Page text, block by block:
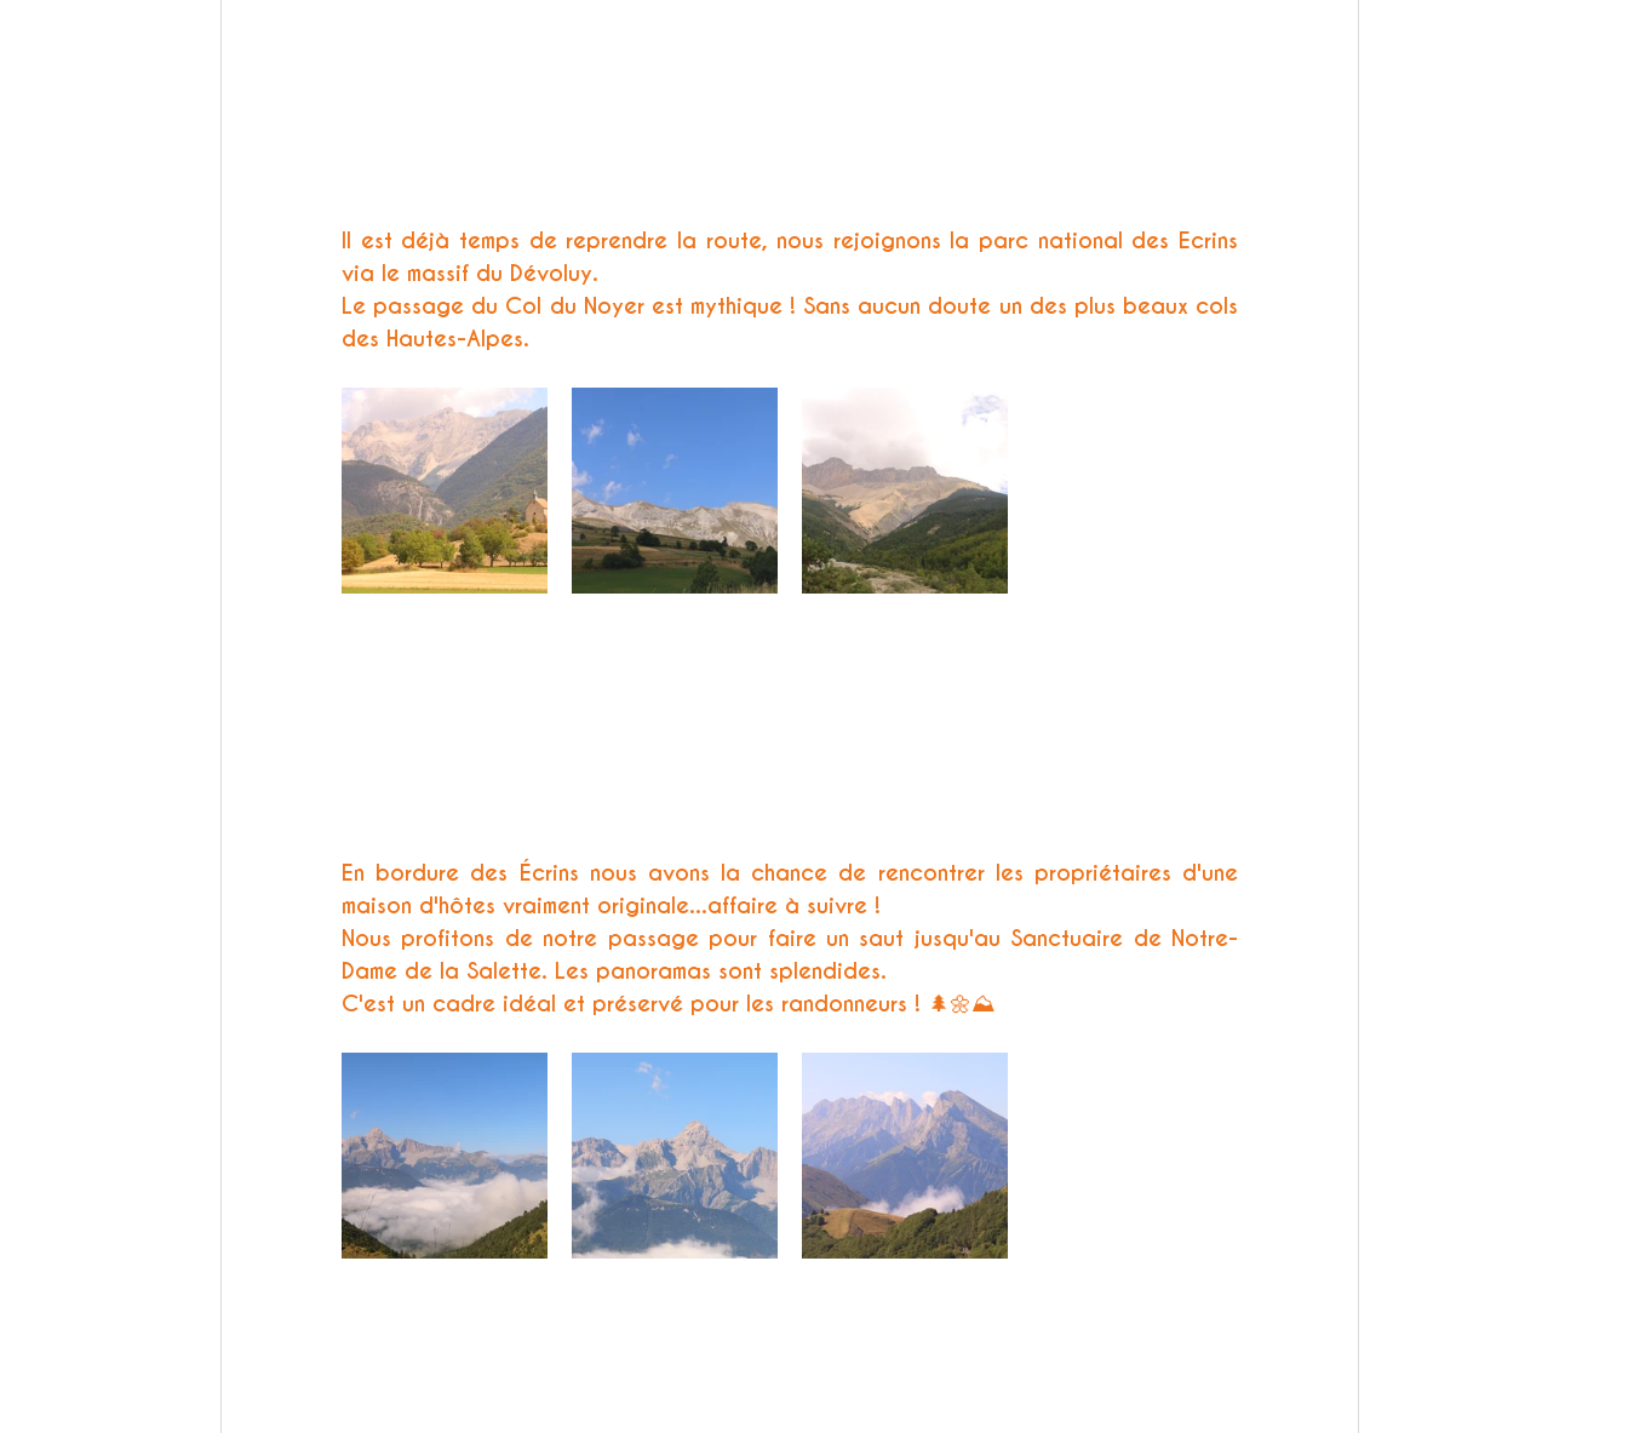
Il est déjà temps de reprendre la route, nous rejoignons la parc national des Ecrins
via le massif du Dévoluy.
Le passage du Col du Noyer est mythique ! Sans aucun doute un des plus beaux cols
des Hautes-Alpes.
En bordure des Écrins nous avons la chance de rencontrer les propriétaires d'une
maison d'hôtes vraiment originale...affaire à suivre !
Nous profitons de notre passage pour faire un saut jusqu'au Sanctuaire de Notre-
Dame de la Salette. Les panoramas sont splendides.
C'est un cadre idéal et préservé pour les randonneurs ! 🌲🌼⛰